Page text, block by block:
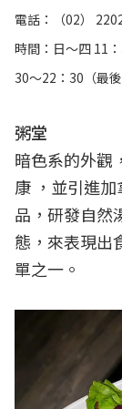
電話：（02）
時間：日～四 11
30～22：30（最後
粥堂
暗色系的外觀
康 ，並引進
品，研發自然
態，來表現出
單之一。